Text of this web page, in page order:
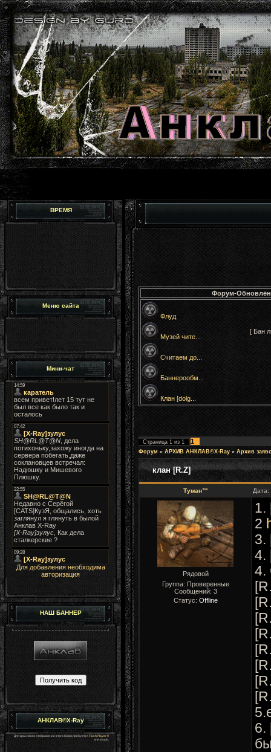
ВРЕМЯ
Меню сайта
Мини-чат
Для добавления необходима
авторизация
НАШ БАННЕР
АНКЛАВ©X-Ray
Для красивого отображения этого блока требуетсяFlash Player 9
или выше.
Форум-
Флуд
Музей чите...
[ Бан
Считаем до...
Баннерообм...
Клан [dolg...
Страница 1 из 1 1
Форум » АРХИВ АНКЛАВ©X-Ray » Архив
клан [R.Z]
Туман™
Рядовой
Группа: Проверенные
Сообщений: 3
Статус: Offline
1.
2
3.
4.
4.
6.